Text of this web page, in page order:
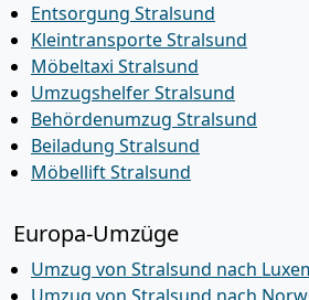
Entsorgung Stralsund
Kleintransporte Stralsund
Möbeltaxi Stralsund
Umzugshelfer Stralsund
Behördenumzug Stralsund
Beiladung Stralsund
Möbellift Stralsund
Europa-Umzüge
Umzug von Stralsund nach